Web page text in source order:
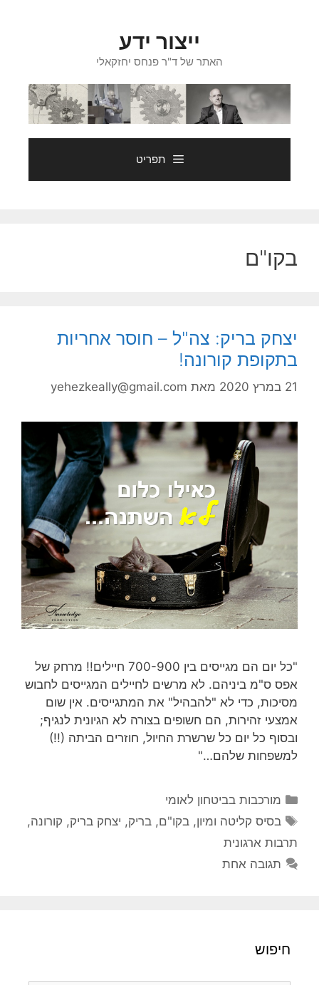
ייצור ידע
האתר של ד"ר פנחס יחזקאלי
תפריט
בקו"ם
יצחק בריק: צה"ל – חוסר אחריות
בתקופת קורונה!
21 במרץ 2020 מאת yehezkeally@gmail.com
"כל יום הם מגייסים בין 700-900 חיילים!! מרחק של
אפס ס"מ ביניהם. לא מרשים לחיילים המגייסים לחבוש
מסיכות, כדי לא "להבהיל" את המתגייסים. אין שום
אמצעי זהירות, הם חשופים בצורה לא הגיונית לנגיף;
ובסוף כל יום כל שרשרת החיול, חוזרים הביתה (!!)
למשפחות שלהם…"
קטגוריות
מורכבות בביטחון לאומי
תגיות
בסיס קליטה ומיון,בקו"ם,בריק, יצחק בריק, קורונה,
תרבות ארגונית
תגובה אחת
חיפוש